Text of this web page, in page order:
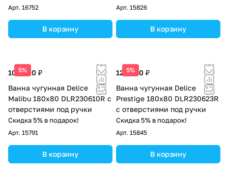
Арт. 16752
В корзину
антискользящим покрытием
Арт. 15826
В корзину
5%
105 000 ₽
Ванна чугунная Delice
Malibu 180х80 DLR230610R с
отверстиями под ручки
Скидка 5% в подарок!
Арт. 15791
В корзину
5%
122 000 ₽
Ванна чугунная Delice
Prestige 180х80 DLR230623R
с отверстиями под ручки
Скидка 5% в подарок!
Арт. 15845
В корзину